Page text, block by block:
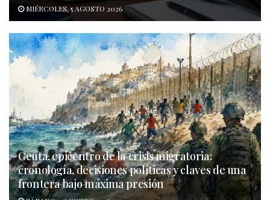
MIÉRCOLES, 5 AGOSTO 2026
Ceuta, epicentro de la crisis migratoria:
cronología, decisiones políticas y claves de una
frontera bajo máxima presión